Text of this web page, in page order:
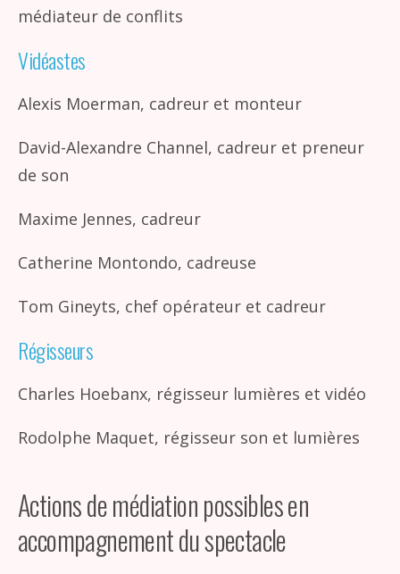
médiateur de conflits
Vidéastes
Alexis Moerman, cadreur et monteur
David-Alexandre Channel, cadreur et preneur
de son
Maxime Jennes, cadreur
Catherine Montondo, cadreuse
Tom Gineyts, chef opérateur et cadreur
Régisseurs
Charles Hoebanx, régisseur lumières et vidéo
Rodolphe Maquet, régisseur son et lumières
Actions de médiation possibles en
accompagnement du spectacle